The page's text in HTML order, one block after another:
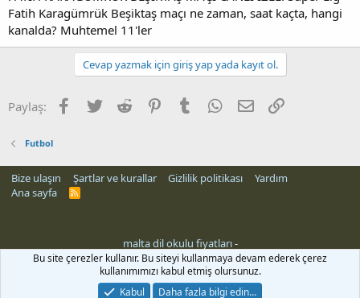
Fatih Karagümrük Beşiktaş maçı ne zaman, saat kaçta, hangi
kanalda? Muhtemel 11'ler
Cevap yazmak için giriş yap yada kayıt ol.
Paylaş: Facebook
Twitter Reddit PinterestTumblr WhatsApp
E-posta
Futbol
Bize ulaşın Şartlar ve kurallar Gizlilik politikası
Yardım
Ana sayfa
R
malta dil okulu fiyatları-
Bu site çerezler kullanır. Bu siteyi kullanmaya devam ederek çerez
kullanımımızı kabul etmiş olursunuz.
Kabul
Daha fazla bilgi edin…